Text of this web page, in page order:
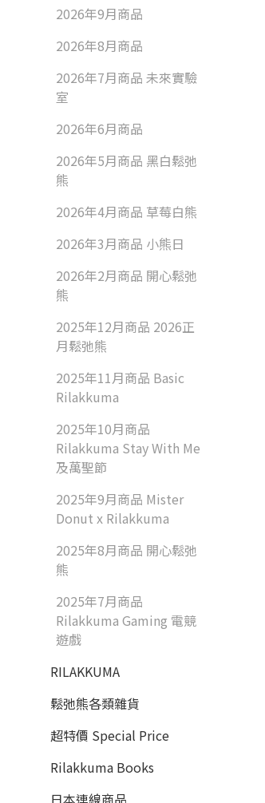
2026年9月商品
2026年8月商品
2026年7月商品 未來實驗
室
2026年6月商品
2026年5月商品 黑白鬆弛
熊
2026年4月商品 草莓白熊
2026年3月商品 小熊日
2026年2月商品 開心鬆弛
熊
2025年12月商品 2026正
月鬆弛熊
2025年11月商品 Basic
Rilakkuma
2025年10月商品
Rilakkuma Stay With Me
及萬聖節
2025年9月商品 Mister
Donut x Rilakkuma
2025年8月商品 開心鬆弛
熊
2025年7月商品
Rilakkuma Gaming 電競
遊戲
RILAKKUMA
鬆弛熊各類雜貨
超特價 Special Price
Rilakkuma Books